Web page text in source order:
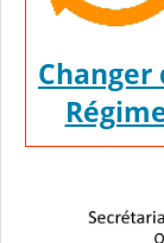
Changer